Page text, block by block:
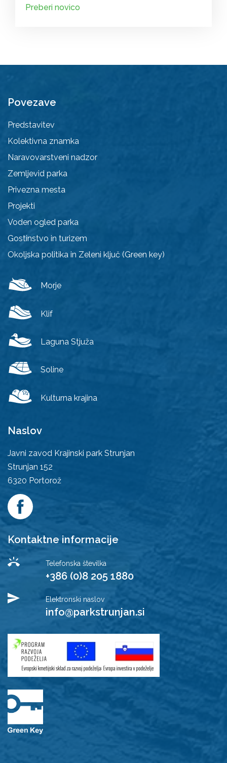
Preberi novico
Povezave
Predstavitev
Kolektivna znamka
Naravovarstveni nadzor
Zemljevid parka
Privezna mesta
Projekti
Voden ogled parka
Gostinstvo in turizem
Okoljska politika in Zeleni ključ (Green key)
Morje
Klif
Laguna Stjuža
Soline
Kulturna krajina
Naslov
Javni zavod Krajinski park Strunjan
Strunjan 152
6320 Portorož
Kontaktne informacije
Telefonska številka
+386 (0)8 205 1880
Elektronski naslov
info@parkstrunjan.si